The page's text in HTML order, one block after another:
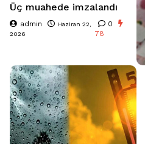
Üç muahede imzalandı
admin
Haziran 22,
2026
0
78